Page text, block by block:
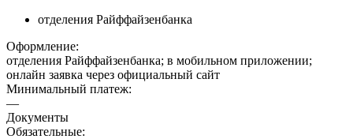
отделения Райффайзенбанка
Оформление:
отделения Райффайзенбанка; в мобильном приложении;
онлайн заявка через официальный сайт
Минимальный платеж:
—
Документы
Обязательные: